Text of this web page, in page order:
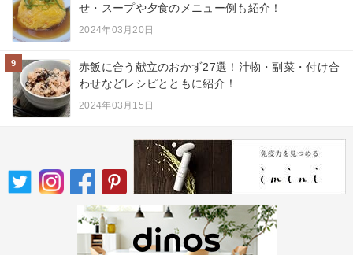
せ・スープや夕食のメニュー例も紹介！
2024年03月20日
9
赤飯に合う献立のおかず27選！汁物・副菜・付け合
わせなどレシピとともに紹介！
2024年03月15日